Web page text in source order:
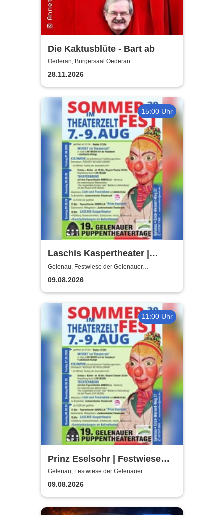
Die Kaktusblüte - Bart ab
Oederan, Bürgersaal Oederan
28.11.2026
15:00 Uhr
Laschis Kaspertheater |
Festwiese der Gelenauer
Marionettenspiele
Gelenau, Festwiese der Gelenauer
Marionettenspiele
09.08.2026
11:00 Uhr
Prinz Eselsohr | Festwiese
der Gelenauer
Marionettenspiele
Gelenau, Festwiese der Gelenauer
Marionettenspiele
09.08.2026